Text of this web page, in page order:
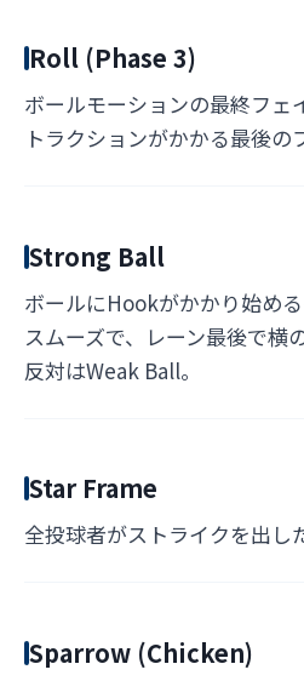
Roll (Phase 3)
ボールモーションの最終フェ
トラクションがかかる最後の
Strong Ball
ボールにHookがかかり始め
スムーズで、レーン最後で横
反対はWeak Ball。
Star Frame
全投球者がストライクを出し
Sparrow (Chicken)